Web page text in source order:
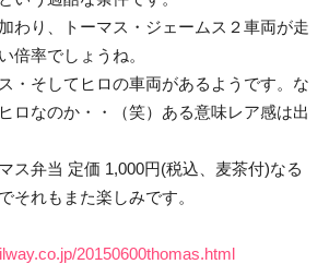
わり、トーマス・ジェームス２車両が走
倍率でしょうね。
・そしてヒロの車両があるようです。な
ロなのか・・（笑）ある意味レア感は出
ス弁当 定価 1,000円(税込、麦茶付)なる
それもまた楽しみです。
20150600thomas.html